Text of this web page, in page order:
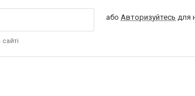
або Авторизуйтесь для